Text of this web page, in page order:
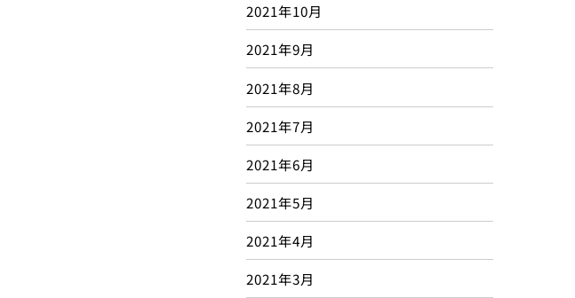
2021年10月
2021年9月
2021年8月
2021年7月
2021年6月
2021年5月
2021年4月
2021年3月